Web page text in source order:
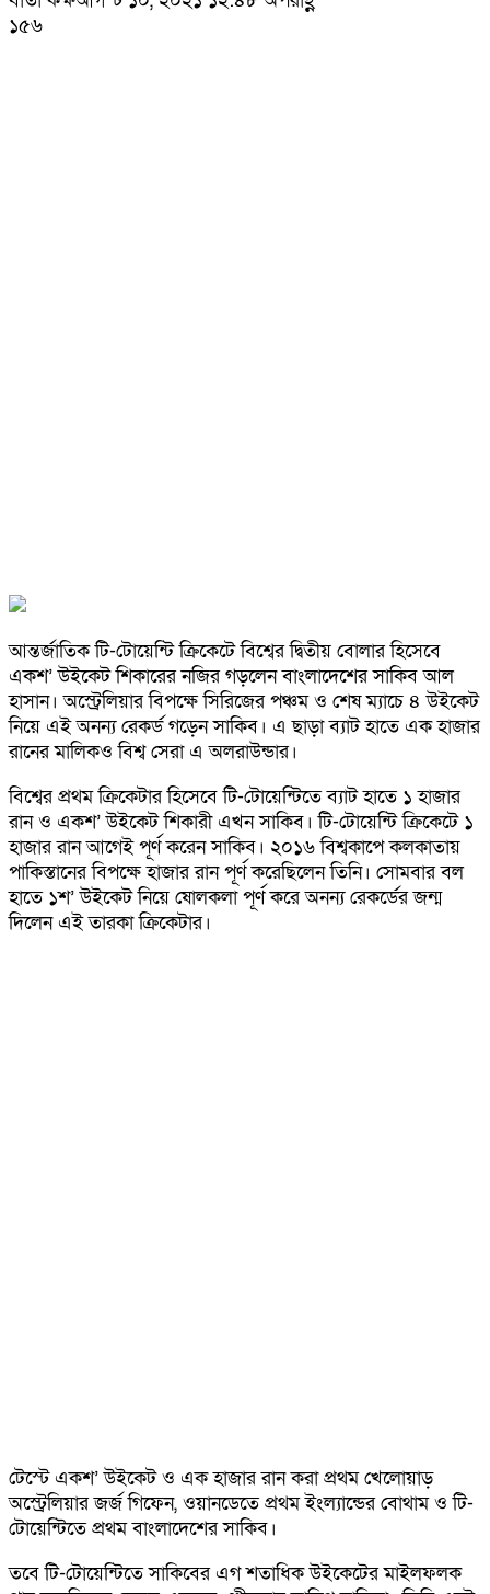
১৫৬
আন্তর্জাতিক টি-টোয়েন্টি ক্রিকেটে বিশ্বের দ্বিতীয় বোলার হিসেবে
একশ’ উইকেট শিকারের নজির গড়লেন বাংলাদেশের সাকিব আল
হাসান। অস্ট্রেলিয়ার বিপক্ষে সিরিজের পঞ্চম ও শেষ ম্যাচে ৪ উইকেট
নিয়ে এই অনন্য রেকর্ড গড়েন সাকিব। এ ছাড়া ব্যাট হাতে এক হাজার
রানের মালিকও বিশ্ব সেরা এ অলরাউন্ডার।
বিশ্বের প্রথম ক্রিকেটার হিসেবে টি-টোয়েন্টিতে ব্যাট হাতে ১ হাজার
রান ও একশ’ উইকেট শিকারী এখন সাকিব। টি-টোয়েন্টি ক্রিকেটে ১
হাজার রান আগেই পূর্ণ করেন সাকিব। ২০১৬ বিশ্বকাপে কলকাতায়
পাকিস্তানের বিপক্ষে হাজার রান পূর্ণ করেছিলেন তিনি। সোমবার বল
হাতে ১শ’ উইকেট নিয়ে ষোলকলা পূর্ণ করে অনন্য রেকর্ডের জন্ম
দিলেন এই তারকা ক্রিকেটার।
টেস্টে একশ’ উইকেট ও এক হাজার রান করা প্রথম খেলোয়াড়
অস্ট্রেলিয়ার জর্জ গিফেন, ওয়ানডেতে প্রথম ইংল্যান্ডের বোথাম ও টি-
টোয়েন্টিতে প্রথম বাংলাদেশের সাকিব।
তবে টি-টোয়েন্টিতে সাকিবের এগ শতাধিক উইকেটের মাইলফলক